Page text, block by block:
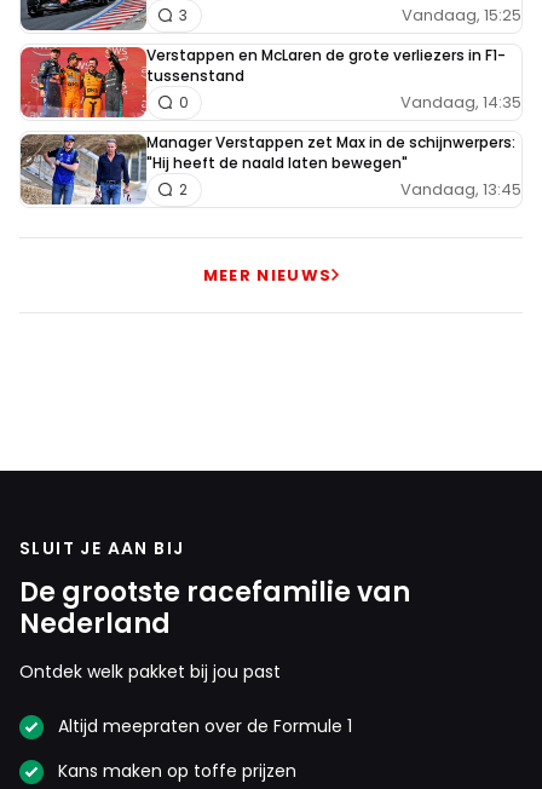
Vandaag, 15:25
3
Verstappen en McLaren de grote verliezers in F1-
tussenstand
Vandaag, 14:35
0
Manager Verstappen zet Max in de schijnwerpers:
"Hij heeft de naald laten bewegen"
Vandaag, 13:45
2
MEER NIEUWS
SLUIT JE AAN BIJ
De grootste racefamilie van
Nederland
Ontdek welk pakket bij jou past
Altijd meepraten over de Formule 1
Kans maken op toffe prijzen